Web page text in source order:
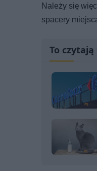
Należy się
spacery
To